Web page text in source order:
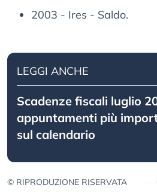
2003 - Ires - Saldo.
LEGGI ANCHE
Scadenze fiscali luglio
appuntamenti più
sul calendario
© RIPRODUZIONE RISERVATA